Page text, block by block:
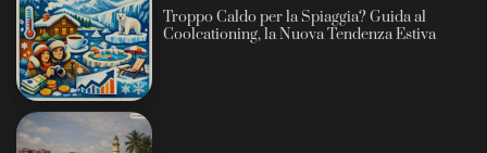
Troppo Caldo per la Spiaggia? Guida al
Coolcationing, la Nuova Tendenza Estiva